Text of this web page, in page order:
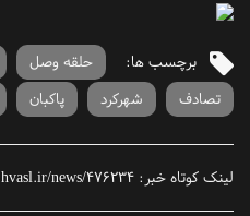
برچسب ها: حلقه وصل
تصادف
شهرکرد پاکبان
لینک کوتاه خبر: hvasl.ir/news/476234